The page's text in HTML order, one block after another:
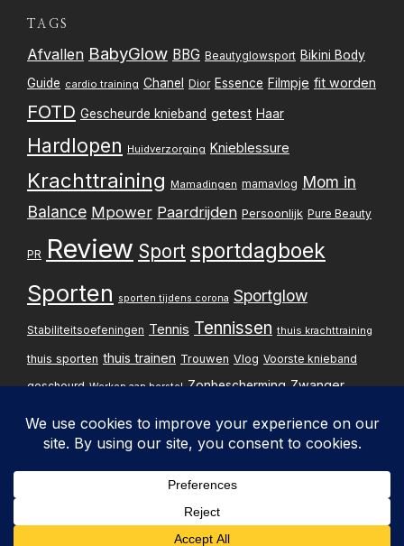
TAGS
Afvallen BabyGlow BBG Beautyglowsport Bikini Body
Guide cardio training Chanel Dior Essence Filmpje fit worden
FOTD Gescheurde knieband getest Haar
Hardlopen Huidverzorging Knieblessure
Krachttraining Mamadingen mamavlog Mom in
Balance Mpower Paardrijden Persoonlijk Pure Beauty
PR Review Sport sportdagboek
Sporten sporten tijdens corona Sportglow
Stabiliteitsoefeningen Tennis Tennissen thuis krachttraining
thuis sporten thuis trainen Trouwen Vlog Voorste knieband
gescheurd Werken aan herstel Zonbescherming Zwanger
d
Pxperfect